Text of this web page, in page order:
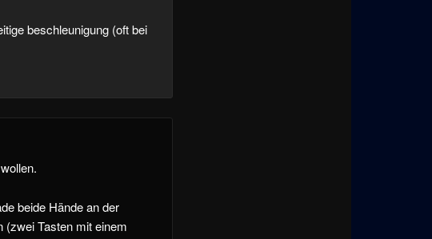
beschleunigung (oft bei
beide Hände an der
(zwei Tasten mit einem